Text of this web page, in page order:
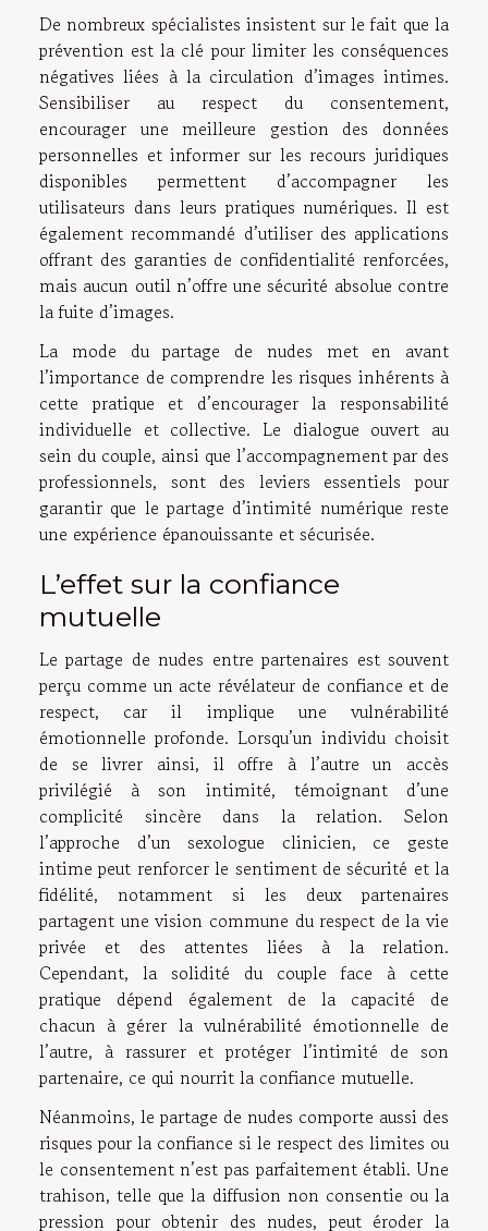
De nombreux spécialistes insistent sur le fait que la
prévention est la clé pour limiter les conséquences
négatives liées à la circulation d’images intimes.
Sensibiliser au respect du consentement,
encourager une meilleure gestion des données
personnelles et informer sur les recours juridiques
disponibles permettent d’accompagner les
utilisateurs dans leurs pratiques numériques. Il est
également recommandé d’utiliser des applications
offrant des garanties de confidentialité renforcées,
mais aucun outil n’offre une sécurité absolue contre
la fuite d’images.
La mode du partage de nudes met en avant
l’importance de comprendre les risques inhérents à
cette pratique et d’encourager la responsabilité
individuelle et collective. Le dialogue ouvert au
sein du couple, ainsi que l’accompagnement par des
professionnels, sont des leviers essentiels pour
garantir que le partage d’intimité numérique reste
une expérience épanouissante et sécurisée.
L’effet sur la confiance
mutuelle
Le partage de nudes entre partenaires est souvent
perçu comme un acte révélateur de confiance et de
respect, car il implique une vulnérabilité
émotionnelle profonde. Lorsqu’un individu choisit
de se livrer ainsi, il offre à l’autre un accès
privilégié à son intimité, témoignant d’une
complicité sincère dans la relation. Selon
l’approche d’un sexologue clinicien, ce geste
intime peut renforcer le sentiment de sécurité et la
fidélité, notamment si les deux partenaires
partagent une vision commune du respect de la vie
privée et des attentes liées à la relation.
Cependant, la solidité du couple face à cette
pratique dépend également de la capacité de
chacun à gérer la vulnérabilité émotionnelle de
l’autre, à rassurer et protéger l’intimité de son
partenaire, ce qui nourrit la confiance mutuelle.
Néanmoins, le partage de nudes comporte aussi des
risques pour la confiance si le respect des limites ou
le consentement n’est pas parfaitement établi. Une
trahison, telle que la diffusion non consentie ou la
pression pour obtenir des nudes, peut éroder la